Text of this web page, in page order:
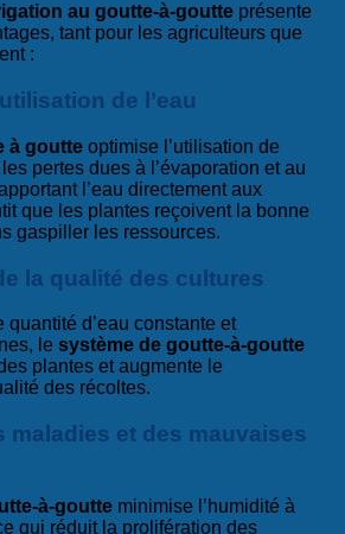
au goutte-à-goutte présente
tant pour les agriculteurs que
:
de l’eau
à goutte optimise l’utilisation de
les pertes dues à l’évaporation et au
l’eau directement aux
que les plantes reçoivent la bonne
gaspiller les ressources.
la qualité des cultures
quantité d’eau constante et
le système de goutte-à-goutte
plantes et augmente le
des récoltes.
maladies et des mauvaises
à-goutte minimise l’humidité à
qui réduit la prolifération des